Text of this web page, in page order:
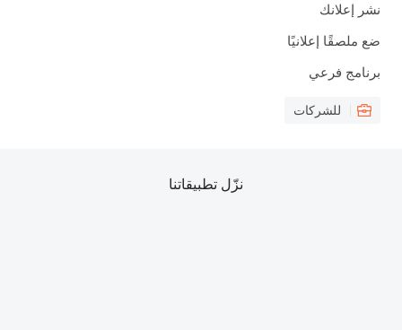
نشر إعلانك
ضع ملصقًا إعلانيًا
برنامج فرعي
للشركات
نزّل تطبيقاتنا